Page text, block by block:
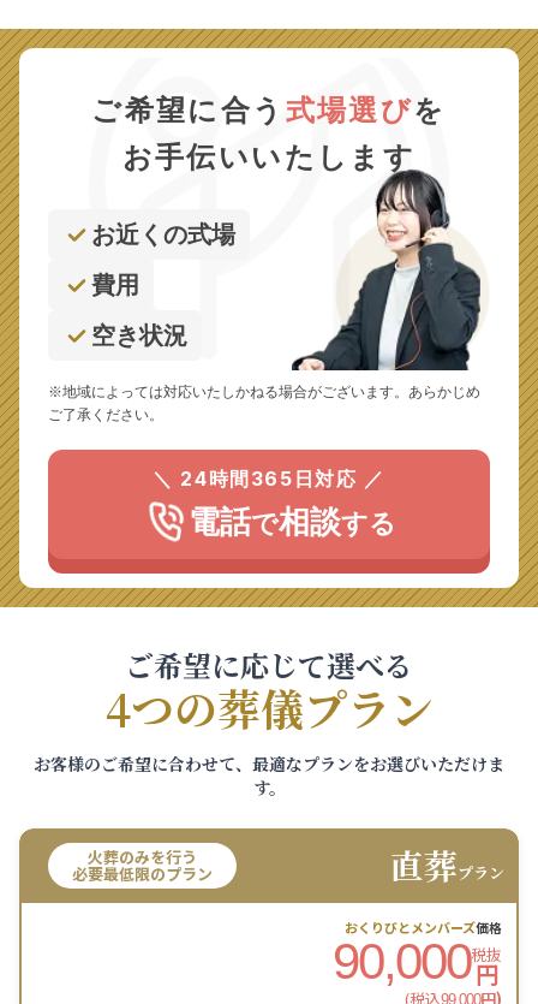
ご希望に合う 式場選びを
お手伝いいたします
お近くの式場
費用
空き状況
※地域によっては対応いたしかねる場合がございます。あらかじめ
ご了承ください。
＼ 24時間365日対応 ／
電話で相談する
ご希望に応じて選べる
4つの葬儀プラン
お客様のご希望に合わせて、最適なプランをお選びいただけま
す。
火葬のみを行う
必要最低限のプラン 直葬プラン
おくりびとメンバーズ価格
90,000税抜
円
(税込99,000円)